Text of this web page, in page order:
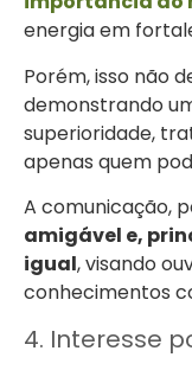
energia em
Porém, isso não
demonstrando
superioridade,
apenas quem
A comunicação,
amigável e,
igual, visando
conhecimentos
4. Interesse